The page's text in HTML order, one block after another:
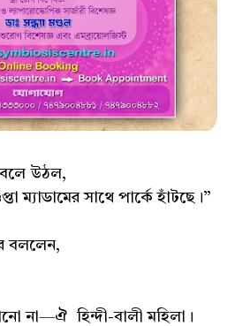
উঠল,
ম্যাডামের সাথে পার্কে হাঁটছে।”
বললেন,
না—ঐ হিন্দী-বালী মহিলা।